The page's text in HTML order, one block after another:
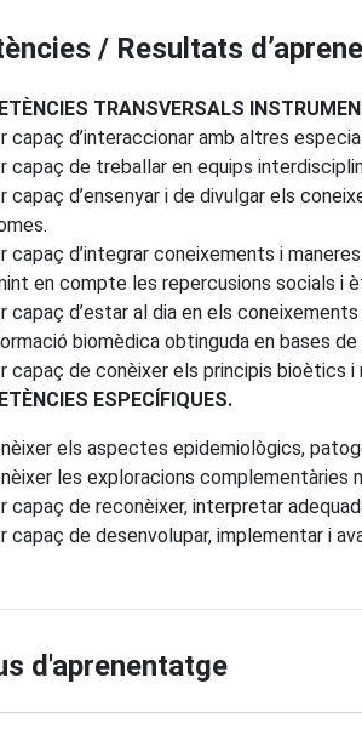
/ Resultats
TRANSVERSALS
capaç d’interaccionar amb altres
capaç de treballar en equips
capaç d’ensenyar i de divulgar els
capaç d’integrar coneixements i
en compte les repercusions socials i
capaç d’estar al dia en els
biomèdica obtinguda en bases
capaç de conèixer els principis bioètics
ESPECÍFIQUES.
els aspectes epidemiològics,
les exploracions complementàries
capaç de reconèixer, interpretar
capaç de desenvolupar, implementar i
d'aprenentatge